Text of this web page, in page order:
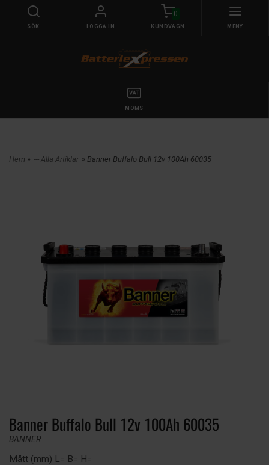
SÖK LOGGA IN
0
KUNDVAGN MENY
MOMS
Hem » --- Alla Artiklar » Banner Buffalo Bull 12v 100Ah 60035
Banner Buffalo Bull 12v 100Ah 60035
BANNER
Mått (mm) L= B= H=